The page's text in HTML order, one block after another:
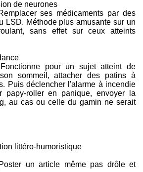
de neurones
ses médicaments par des
LSD. Méthode plus amusante sur un
sans effet sur ceux atteints
pour un sujet atteint de
sommeil, attacher des patins à
Puis déclencher l'alarme à incendie
papy-roller en panique, envoyer la
au cas ou celle du gamin ne serait
littéro-humoristique
un article même pas drôle et